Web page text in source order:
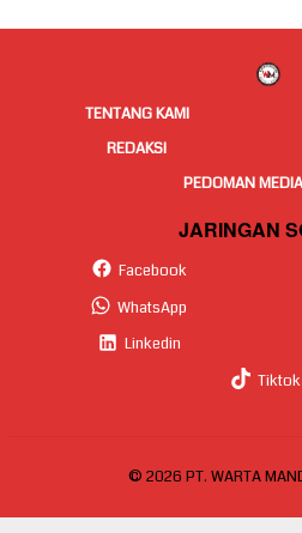
TENTANG KAMI
REDAKSI
PEDOMAN
JARINGAN
Facebook
WhatsApp
Linkedin
Tiktok
© 2026 PT. WARTA